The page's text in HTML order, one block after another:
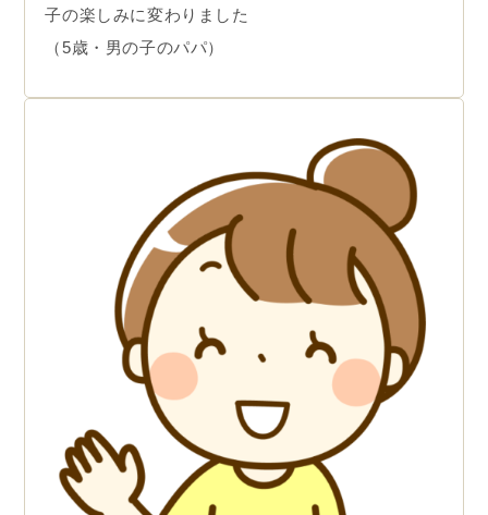
子の楽しみに変わりました
（5歳・男の子のパパ）